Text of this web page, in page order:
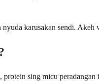
karusakan sendi.
sing micu